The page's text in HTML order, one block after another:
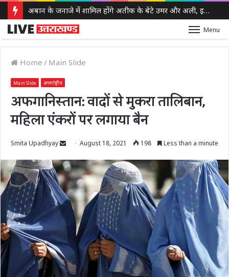
अबान के जनाजे में शामिल होंगे अतीक के बेटे उमर और अली, इलाहाबाद हाईकोर्ट ने दी पैरोल
Menu
Home / Main Slide
Main Slide अन्तर्राष्ट्रीय
अफगानिस्तान: वादों से मुकरा तालिबान,
महिला एंकरों पर लगाया बैन
Smita Upadhyay
Send
email
August 18, 2021 198 Less than a minute